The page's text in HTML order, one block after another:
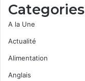
Categories
A la Une
Actualité
Alimentation
Anglais